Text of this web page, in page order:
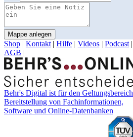
Mappe anlegen
Shop | Kontakt | Hilfe | Videos | Podcast |
AGB |
Behr's Digital ist für den Geltungsbereich
Bereitstellung von Fachinformationen,
Software und Online-Datenbanken